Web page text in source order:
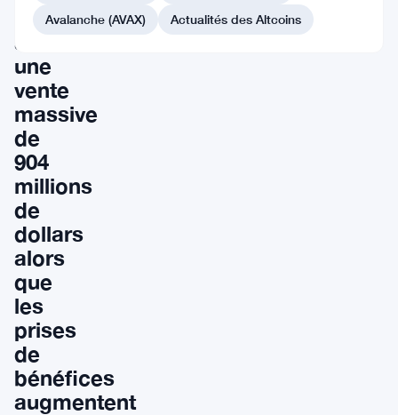
face
à
une
vente
massive
de
904
millions
de
dollars
alors
que
les
prises
de
bénéfices
augmentent
Avalanche (AVAX)
Actualités des Altcoins